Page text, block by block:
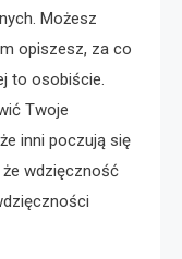
Możesz
opiszesz, za co
to osobiście.
Twoje
inni poczują się
że wdzięczność